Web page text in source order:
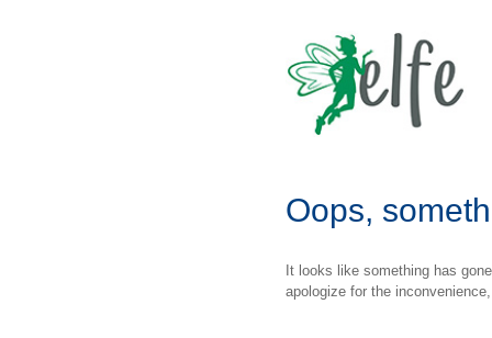
Oops,
It looks like something has
apologize for the